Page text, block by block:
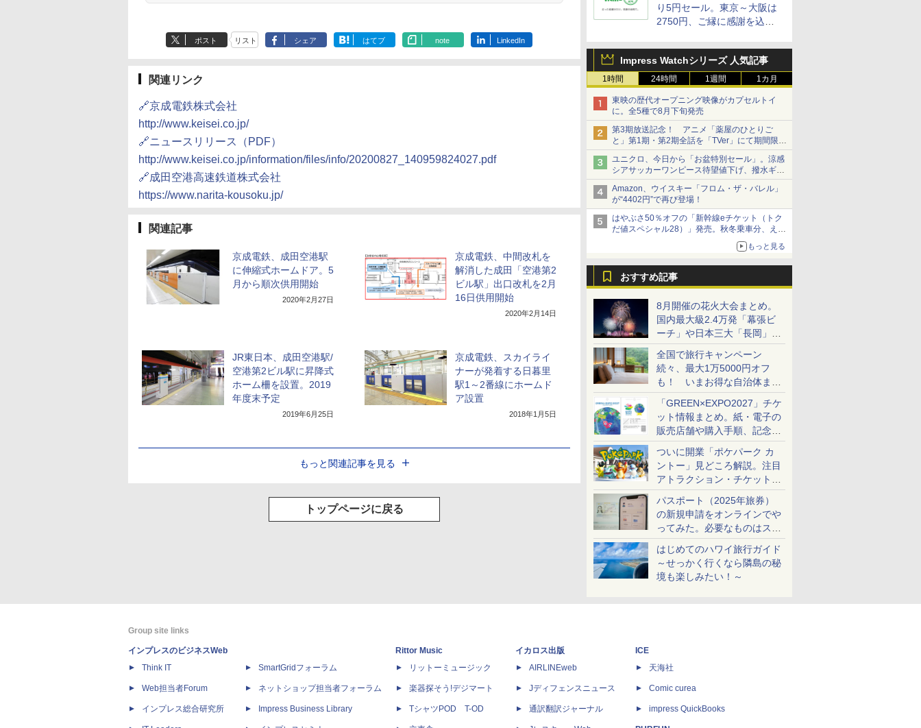
り5円セール。東京～大阪は
2750円、ご縁に感謝を込め
Impress Watchシリーズ 人気記事
1時間 24時間 1週間 1カ月
東映の歴代オープニング映像がカプセルトイ
に。全5種で8月下旬発売
第3期放送記念！ アニメ「薬屋のひとりご
と」第1期・第2期全話を「TVer」にて期間限定
で順次無料配信開始
ユニクロ、今日から「お盆特別セール」。涼感
シアサッカーワンピース待望値下げ、撥水ギア
ショーツは1990円に
Amazon、ウイスキー「フロム・ザ・バレル」
が“4402円”で再び登場！
はやぶさ50％オフの「新幹線eチケット（トク
だ値スペシャル28）」発売。秋冬乗車分、えき
もっと見る
おすすめ記事
8月開催の花火大会まとめ。
国内最大級2.4万発「幕張ビ
ーチ」や日本三大「長岡」な
ど大型イベント目白押し！
全国で旅行キャンペーン
続々、最大1万5000円オフ
も！ いまお得な自治体まと
め
「GREEN×EXPO2027」チケ
ット情報まとめ。紙・電子の
販売店舗や購入手順、記念チ
ケットも解説
ついに開業「ポケパーク カ
ントー」見どころ解説。注目
アトラクション・チケット手
配・来場前に必要な準備は？
パスポート（2025年旅券）
の新規申請をオンラインでや
ってみた。必要なものはスマ
ホとマイナカードのみ
はじめてのハワイ旅行ガイド
～せっかく行くなら隣島の秘
境も楽しみたい！～
ポスト リスト シェア はてブ note LinkedIn
関連リンク
🔗京成電鉄株式会社
http://www.keisei.co.jp/
🔗ニュースリリース（PDF）
http://www.keisei.co.jp/information/files/info/20200827_140959824027.pdf
🔗成田空港高速鉄道株式会社
https://www.narita-kousoku.jp/
関連記事
京成電鉄、成田空港駅
に伸縮式ホームドア。5
月から順次供用開始
2020年2月27日
京成電鉄、中間改札を
解消した成田「空港第2
ビル駅」出口改札を2月
16日供用開始
2020年2月14日
JR東日本、成田空港駅/
空港第2ビル駅に昇降式
ホーム柵を設置。2019
年度末予定
2019年6月25日
京成電鉄、スカイライ
ナーが発着する日暮里
駅1～2番線にホームド
ア設置
2018年1月5日
もっと関連記事を見る
トップページに戻る
Group site links
インプレスのビジネスWeb
Think IT
Web担当者Forum
インプレス総合研究所
SmartGridフォーラム
ネットショップ担当者フォーラム
Impress Business Library
Rittor Music
リットーミュージック
楽器探そう!デジマート
TシャツPOD T-OD
イカロス出版
AIRLINEweb
Jディフェンスニュース
通訳翻訳ジャーナル
ICE
天海社
Comic curea
impress QuickBooks